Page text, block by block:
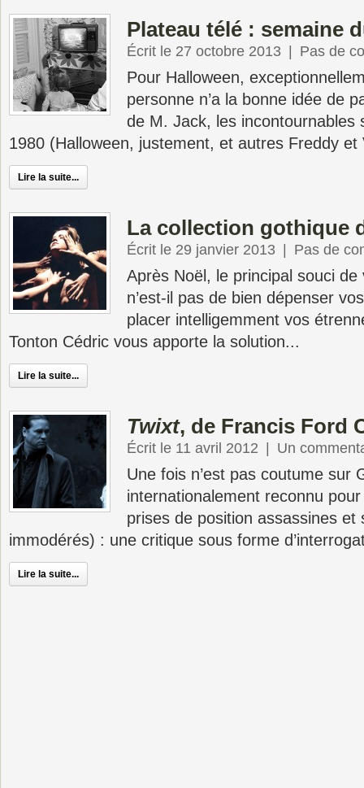
Plateau télé : semaine
Écrit le 27 octobre 2013 Pas de
Pour Halloween,
personne n’a la bonne idée de
de M. Jack, les incontournables
1980 (Halloween, justement, et autres Freddy et
Lire la suite...
La collection gothique
Écrit le 29 janvier 2013 Pas de
Après Noël, le principal souci
n’est-il pas de bien dépenser
placer intelligemment vos
Tonton Cédric vous apporte la solution...
Lire la suite...
Twixt, de Francis Ford
Écrit le 11 avril 2012 Un
Une fois n’est pas coutume sur
internationalement reconnu
prises de position assassines et
immodérés) : une critique sous forme
Lire la suite...